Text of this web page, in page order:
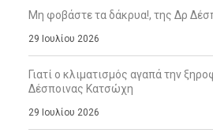
Μη φοβάστε τα δάκρυα!, της Δρ
29 Ιουλίου 2026
Γιατί ο κλιματισμός αγαπά την
Δέσποινας Κατσώχη
29 Ιουλίου 2026